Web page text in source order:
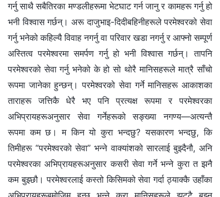
गर्नु साथै सबैतिरका मण्डलीहरूमा भेटघाट गर्न जानु र कामहरू गर्नु हो
भनी विश्‍वास गर्छन्। अरू दाजुभाइ-दिदीबहिनीहरूले परमेश्‍वरको सेवा
गर्नु भनेको कहिल्यै विवाह नगर्नु वा परिवार खडा नगर्नु र आफ्नो सम्पूर्ण
अस्तित्व परमेश्‍वरमा समर्पण गर्नु हो भनी विश्‍वास गर्छन्। तापनि
परमेश्‍वरको सेवा गर्नु भनेको के हो सो थोरै मानिसहरूले मात्रै साँचो
रूपमा जानेका हुन्छन्। परमेश्‍वरको सेवा गर्ने मानिसहरू आकाशका
ताराहरू जत्तिकै धेरै भए पनि प्रत्यक्ष रूपमा र परमेश्‍वरका
अभिप्रायहरूअनुसार सेवा गर्नेहरूको सङ्ख्या नगण्य—अत्यन्तै
रूपमा कम छ। म किन यो कुरा भन्दछु? यसकारण भन्दछु, कि
तिमीहरू “परमेश्‍वरको सेवा” भन्‍ने वाक्यांशको सारलाई बुझ्दैनौ, अनि
परमेश्‍वरका अभिप्रायहरूअनुसार कसरी सेवा गर्ने भन्‍ने कुरा त झनै
कम बुझ्छौ। परमेश्‍वरलाई कस्तो किसिमको सेवा गर्दा ठ्याक्कै उहाँका